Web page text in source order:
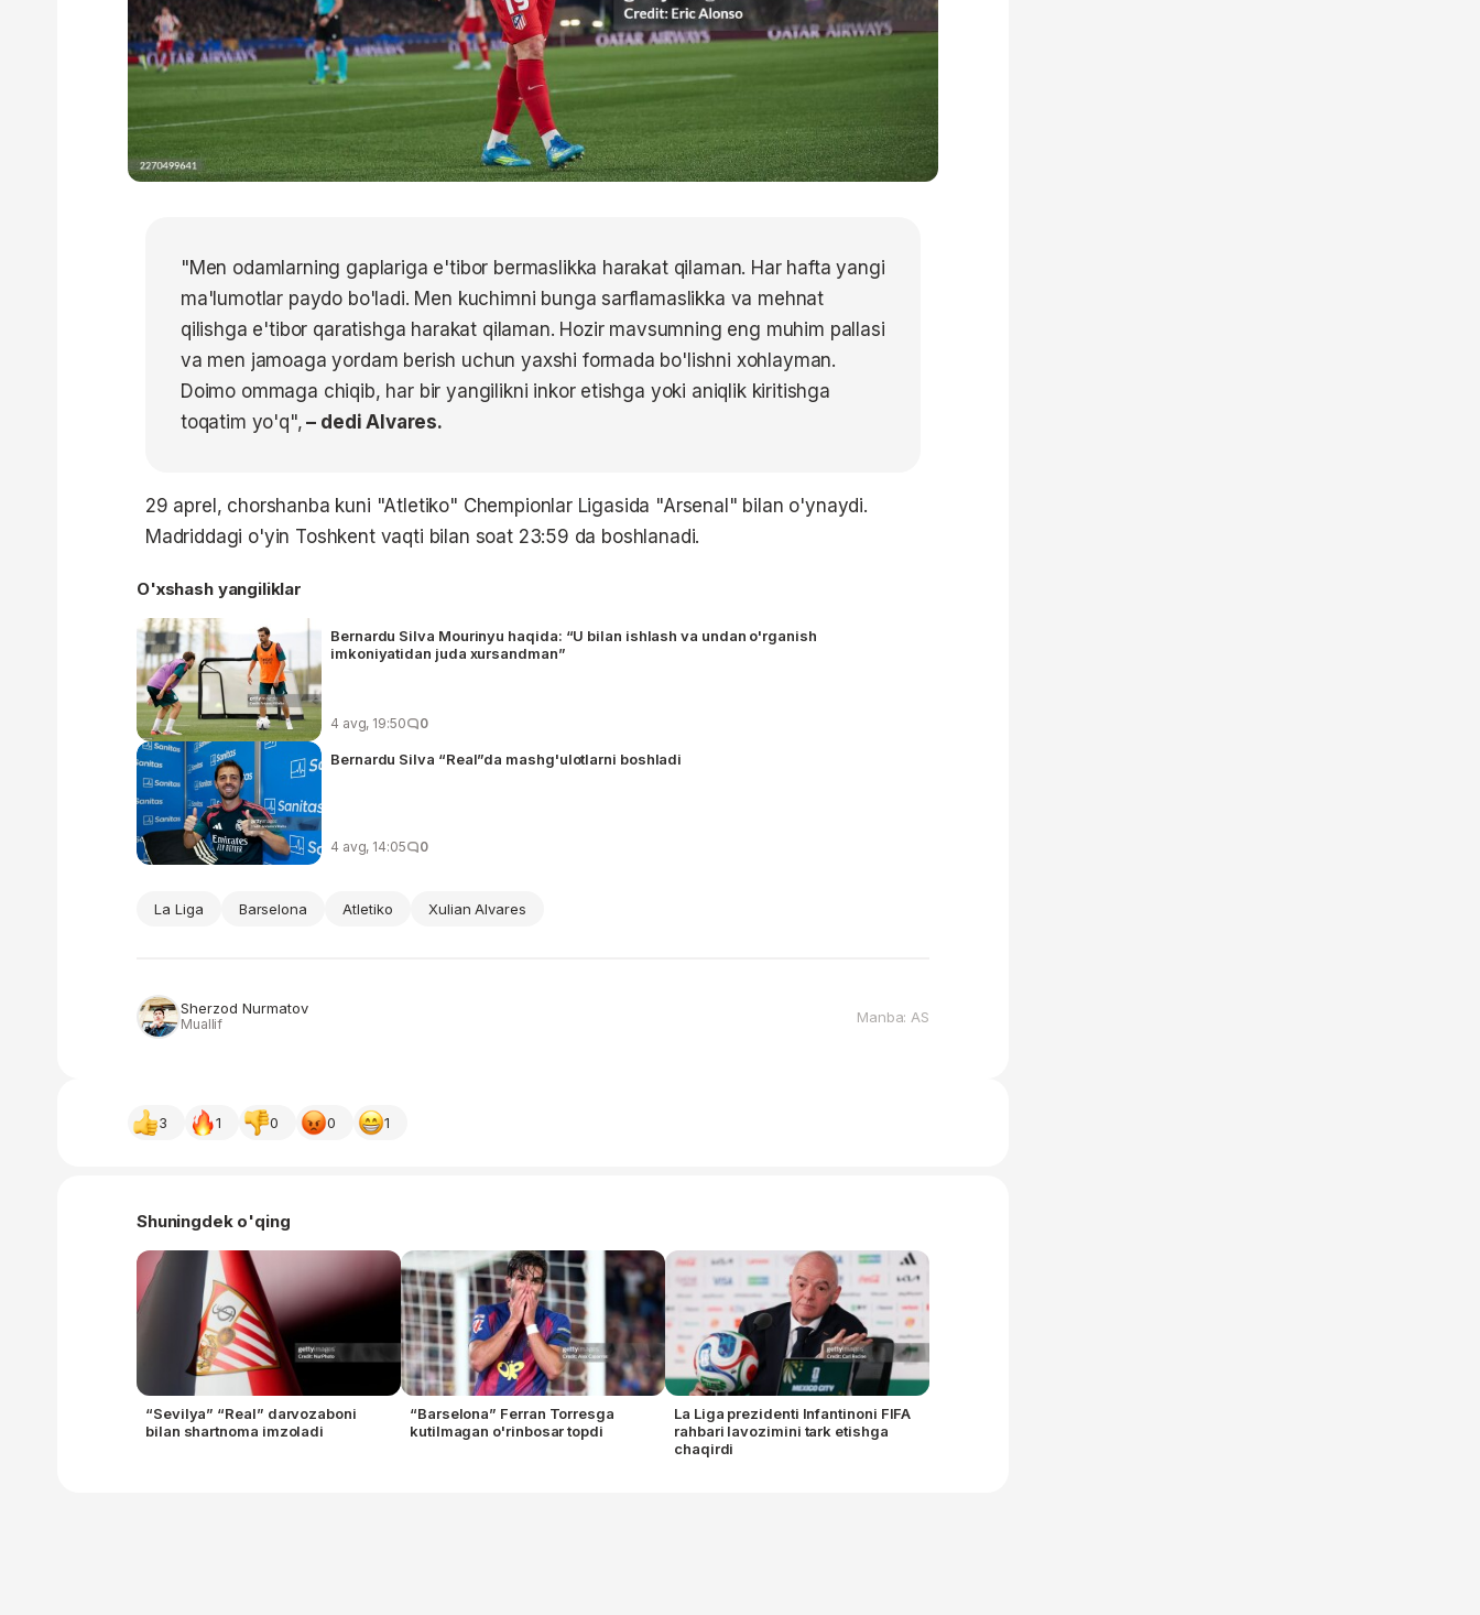
"Men odamlarning gaplariga e'tibor bermaslikka harakat qilaman. Har hafta yangi
ma'lumotlar paydo bo'ladi. Men kuchimni bunga sarflamaslikka va mehnat
qilishga e'tibor qaratishga harakat qilaman. Hozir mavsumning eng muhim pallasi
va men jamoaga yordam berish uchun yaxshi formada bo'lishni xohlayman.
Doimo ommaga chiqib, har bir yangilikni inkor etishga yoki aniqlik kiritishga
toqatim yo'q", – dedi Alvares.
29 aprel, chorshanba kuni "Atletiko" Chempionlar Ligasida "Arsenal" bilan o'ynaydi.
Madriddagi o'yin Toshkent vaqti bilan soat 23:59 da boshlanadi.
O'xshash yangiliklar
Bernardu Silva Mourinyu haqida: “U bilan ishlash va undan o'rganish
imkoniyatidan juda xursandman”
4 avg, 19:50 0
Bernardu Silva “Real”da mashg'ulotlarni boshladi
4 avg, 14:05 0
La Liga Barselona Atletiko Xulian Alvares
Sherzod Nurmatov
Muallif Manba: AS
3 1 0 0 1
Shuningdek o'qing
“Sevilya” “Real” darvozaboni
bilan shartnoma imzoladi
“Barselona” Ferran Torresga
kutilmagan o'rinbosar topdi
La Liga prezidenti Infantinoni FIFA
rahbari lavozimini tark etishga
chaqirdi